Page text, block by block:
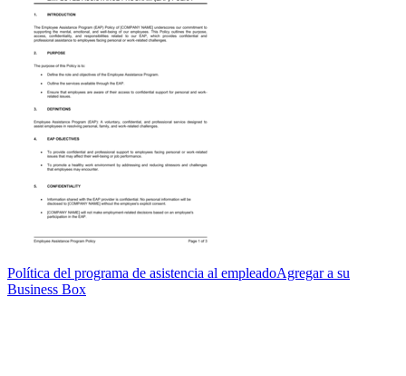
Política del programa de asistencia al empleadoAgregar a su
Business Box